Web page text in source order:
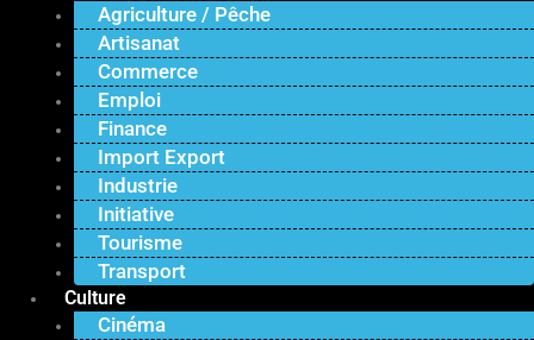
Agriculture / Pêche
Artisanat
Commerce
Emploi
Finance
Import Export
Industrie
Initiative
Tourisme
Transport
Culture
Cinéma